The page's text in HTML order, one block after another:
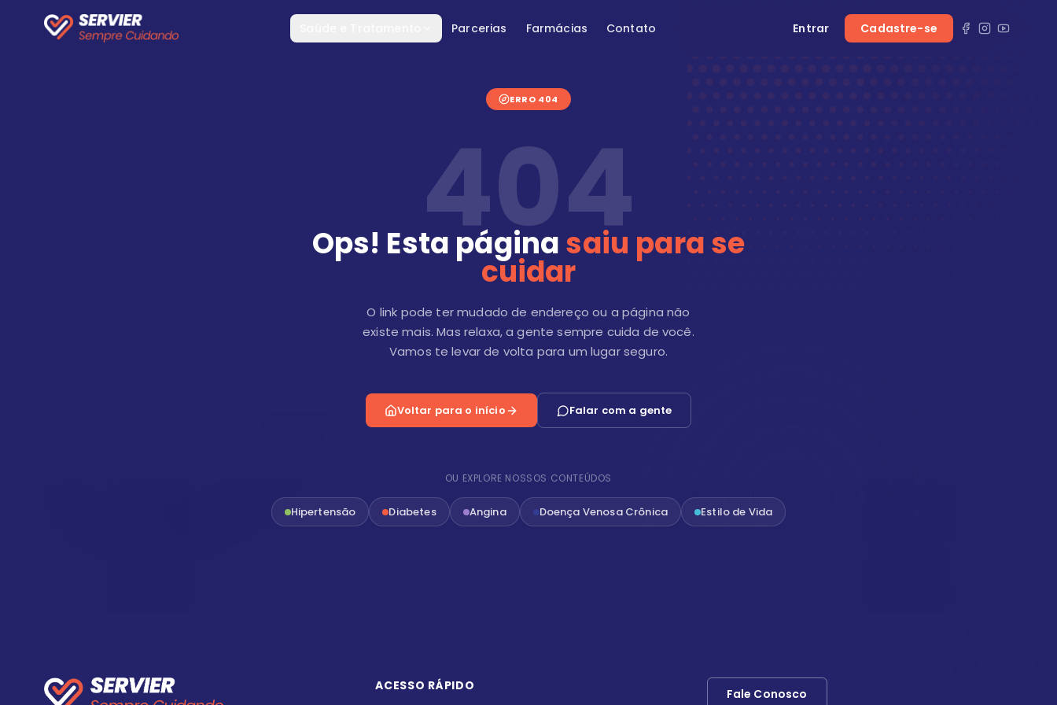
Parcerias Farmácias Contato Entrar Cadastre-se
ERRO 404
404
Ops! Esta páginasaiu para se
cuidar
O link pode ter mudado de endereço ou a página não
existe mais. Mas relaxa, a gente sempre cuida de você.
Vamos te levar de volta para um lugar seguro.
Voltar para o início Falar com a gente
OU EXPLORE NOSSOS CONTEÚDOS
Hipertensão Diabetes Angina Doença Venosa Crônica Estilo de Vida
ACESSO RÁPIDO
Fale Conosco